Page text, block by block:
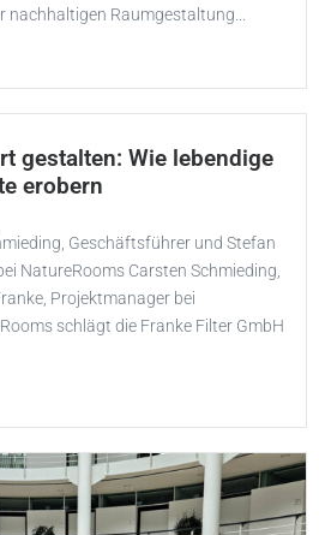
nachhaltigen Raumgestaltung...
gestalten: Wie lebendige
erobern
Geschäftsführer und Stefan
NatureRooms Carsten Schmieding,
Projektmanager bei
schlägt die Franke Filter GmbH